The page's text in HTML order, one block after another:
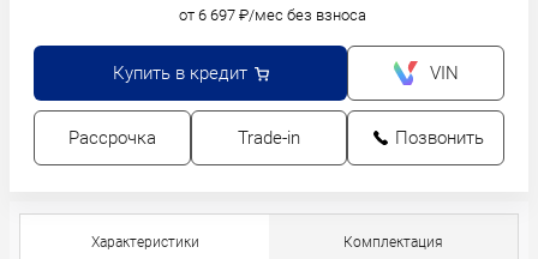
от 6 697 ₽/мес без взноса
Купить в кредит VIN
Рассрочка Trade-in Позвонить
Характеристики Комплектация